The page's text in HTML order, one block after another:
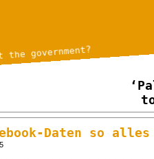
government?
Daten so alles